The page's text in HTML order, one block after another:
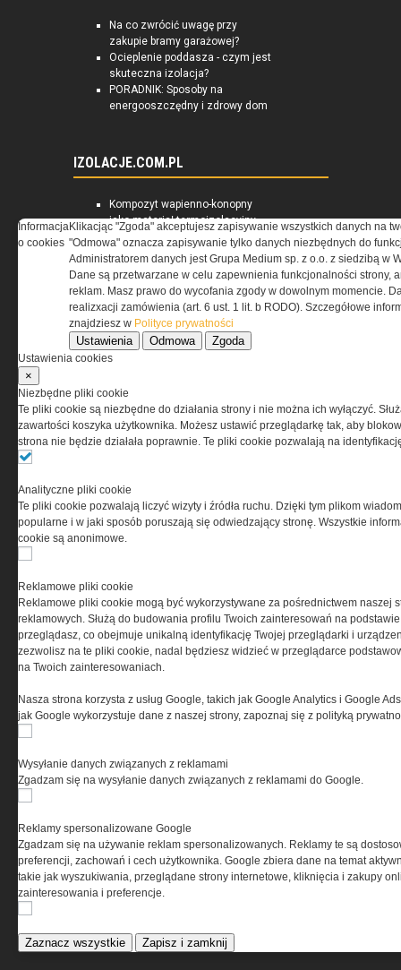
Na co zwrócić uwagę przy
zakupie bramy garażowej?
Ocieplenie poddasza - czym jest
skuteczna izolacja?
PORADNIK: Sposoby na
energooszczędny i zdrowy dom
IZOLACJE.COM.PL
Kompozyt wapienno-konopny
jako materiał termoizolacyjny
ścian zewnętrznych
Materiały termoizolacyjne
przeznaczone do wysokich
temperatur -...
Warunki Techniczne 2021 dla
przegród i złączy budowlanych
Przeciwpożarowe instalacje
wodociągowe – stan prawny
Zapotrzebowanie na moc
użytkowej
Pomieszczenia kotłowni
gazowych
ELEKTRO.INFO
WAGO 221 - teraz również w
wersji 6 mm²
Jak wybrać lampy wiszące do
domu?
Informacja
o cookies
Klikacjąc "Zgoda" akceptujesz zapisywanie wszystkich danych na
"Odmowa" oznacza zapisywanie tylko danych niezbędnych do
Administratorem danych jest Grupa Medium sp. z o.o. z siedzibą w
Dane są przetwarzane w celu zapewnienia funkcjonalności strony,
reklam. Masz prawo do wycofania zgody w dowolnym momencie.
realizxacji zamówienia (art. 6 ust. 1 lit. b RODO). Szczegółowe
znajdziesz w Polityce prywatności
Ustawienia Odmowa Zgoda
Ustawienia cookies
×
Niezbędne pliki cookie
Te pliki cookie są niezbędne do działania strony i nie można ich wyłączyć.
zawartości koszyka użytkownika. Możesz ustawić przeglądarkę tak, aby
strona nie będzie działała poprawnie. Te pliki cookie pozwalają na
Analityczne pliki cookie
Te pliki cookie pozwalają liczyć wizyty i źródła ruchu. Dzięki tym plikom
popularne i w jaki sposób poruszają się odwiedzający stronę. Wszystkie
cookie są anonimowe.
Reklamowe pliki cookie
Reklamowe pliki cookie mogą być wykorzystywane za pośrednictwem naszej
reklamowych. Służą do budowania profilu Twoich zainteresowań na
przeglądasz, co obejmuje unikalną identyfikację Twojej przeglądarki i
zezwolisz na te pliki cookie, nadal będziesz widzieć w przeglądarce
na Twoich zainteresowaniach.
Nasza strona korzysta z usług Google, takich jak Google Analytics i Google
jak Google wykorzystuje dane z naszej strony, zapoznaj się z polityką
Wysyłanie danych związanych z reklamami
Zgadzam się na wysyłanie danych związanych z reklamami do Google.
Reklamy spersonalizowane Google
Zgadzam się na używanie reklam spersonalizowanych. Reklamy te są
preferencji, zachowań i cech użytkownika. Google zbiera dane na temat
takie jak wyszukiwania, przeglądane strony internetowe, kliknięcia i zakupy
zainteresowania i preferencje.
Zaznacz wszystkie Zapisz i zamknij